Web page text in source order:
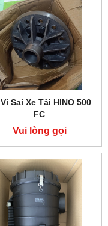
Sai Xe Tải HINO 500
FC
Vui lòng gọi